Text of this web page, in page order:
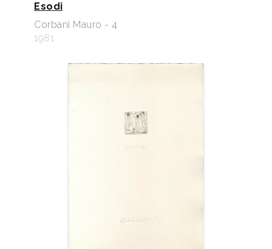
Esodi
Corbani Mauro - 4
1981